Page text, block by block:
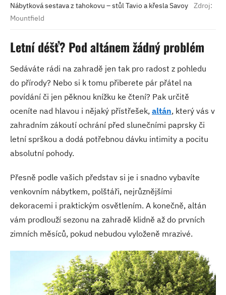
Nábytková sestava z tahokovu – stůl Tavio a křesla Savoy Zdroj:
Mountfield
Letní déšť? Pod altánem žádný problém
Sedáváte rádi na zahradě jen tak pro radost z pohledu
do přírody? Nebo si k tomu přiberete pár přátel na
povídání či jen pěknou knížku ke čtení? Pak určitě
oceníte nad hlavou i nějaký přístřešek, altán, který vás v
zahradním zákoutí ochrání před slunečními paprsky či
letní sprškou a dodá potřebnou dávku intimity a pocitu
absolutní pohody.
Přesně podle vašich představ si je i snadno vybavíte
venkovním nábytkem, polštáři, nejrůznějšími
dekoracemi i praktickým osvětlením. A konečně, altán
vám prodlouží sezonu na zahradě klidně až do prvních
zimních měsíců, pokud nebudou vyloženě mrazivé.